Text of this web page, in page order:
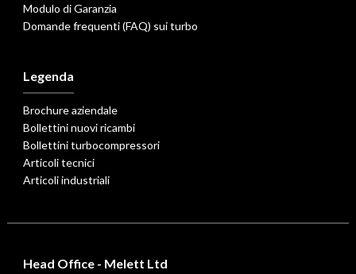
Modulo di Garanzia
Domande frequenti (FAQ) sui turbo
Legenda
Brochure aziendale
Bollettini nuovi ricambi
Bollettini turbocompressori
Articoli tecnici
Articoli industriali
Head Office - Melett Ltd